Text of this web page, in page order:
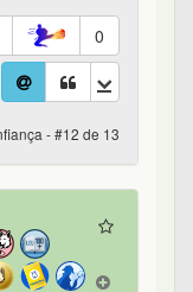
0
- #12 de 13